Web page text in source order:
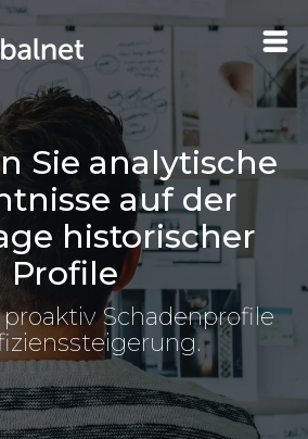
Sie analytische
auf der
historischer
Profile
proaktiv Schadenprofile